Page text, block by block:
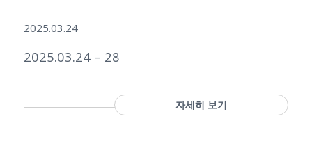
2025.03.24
2025.03.24 – 28
자세히 보기